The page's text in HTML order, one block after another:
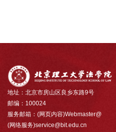
地址：北京市房山区良乡东路9号
邮编：100024
服务邮箱：(网页内容)Webmaster@
(网络服务)service@bit.edu.cn